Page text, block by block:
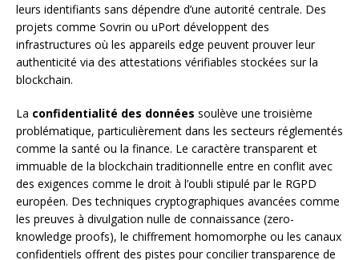
leurs identifiants sans dépendre d’une autorité centrale. Des
projets comme Sovrin ou uPort développent des
infrastructures où les appareils edge peuvent prouver leur
authenticité via des attestations vérifiables stockées sur la
blockchain.
La confidentialité des données soulève une troisième
problématique, particulièrement dans les secteurs réglementés
comme la santé ou la finance. Le caractère transparent et
immuable de la blockchain traditionnelle entre en conflit avec
des exigences comme le droit à l’oubli stipulé par le RGPD
européen. Des techniques cryptographiques avancées comme
les preuves à divulgation nulle de connaissance (zero-
knowledge proofs), le chiffrement homomorphe ou les canaux
confidentiels offrent des pistes pour concilier transparence de